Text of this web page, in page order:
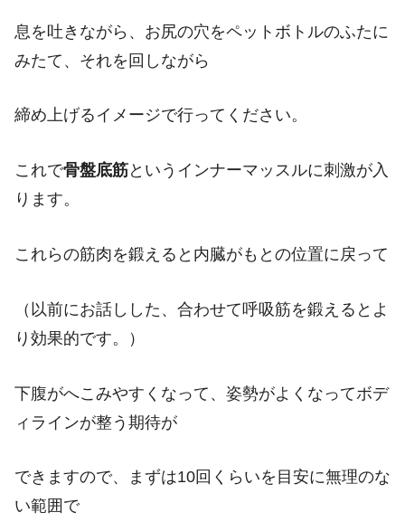
息を吐きながら、お尻の穴をペットボトルのふたに
みたて、それを回しながら
締め上げるイメージで行ってください。
これで骨盤底筋というインナーマッスルに刺激が入
ります。
これらの筋肉を鍛えると内臓がもとの位置に戻って
（以前にお話しした、合わせて呼吸筋を鍛えるとよ
り効果的です。）
下腹がへこみやすくなって、姿勢がよくなってボデ
ィラインが整う期待が
できますので、まずは10回くらいを目安に無理のな
い範囲で